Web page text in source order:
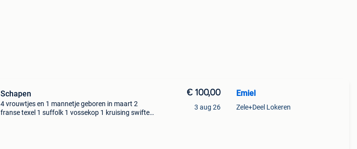
Schapen
4 vrouwtjes en 1 mannetje geboren in maart 2
franse texel 1 suffolk 1 vossekop 1 kruising swifter
€ 100,00
3 aug 26
Emiel
Zele+Deel Lokeren